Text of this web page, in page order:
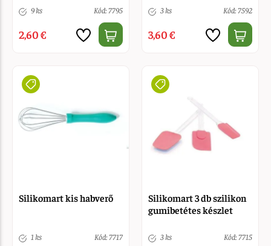
9 ks Kód: 7795
2,60 €
3 ks Kód: 7592
3,60 €
Silikomart kis habverő
1 ks Kód: 7717
Silikomart 3 db szilikon
gumibetétes készlet
3 ks Kód: 7715